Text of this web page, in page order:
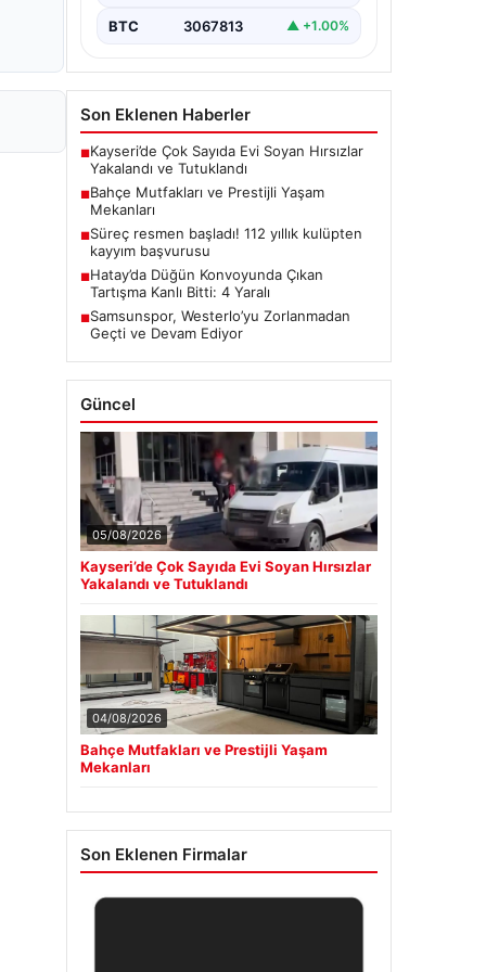
BTC 3067813 ▲ +1.00%
Son Eklenen Haberler
■Kayseri’de Çok Sayıda Evi Soyan Hırsızlar
Yakalandı ve Tutuklandı
■Bahçe Mutfakları ve Prestijli Yaşam
Mekanları
■Süreç resmen başladı! 112 yıllık kulüpten
kayyım başvurusu
■Hatay’da Düğün Konvoyunda Çıkan
Tartışma Kanlı Bitti: 4 Yaralı
■Samsunspor, Westerlo’yu Zorlanmadan
Geçti ve Devam Ediyor
Güncel
05/08/2026
Kayseri’de Çok Sayıda Evi Soyan Hırsızlar
Yakalandı ve Tutuklandı
04/08/2026
Bahçe Mutfakları ve Prestijli Yaşam
Mekanları
Son Eklenen Firmalar